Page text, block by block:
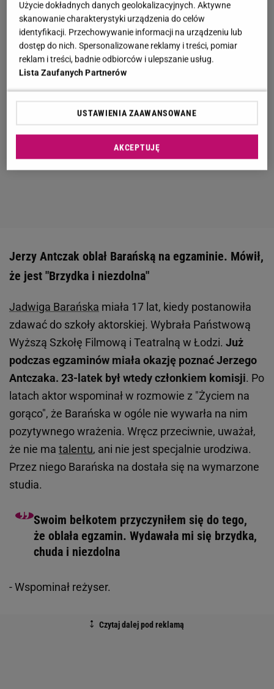
Jerzy Antczak oblał Barańską na egzaminie. Mówił,
że jest "Brzydka i niezdolna"
Jadwiga Barańska miała 17 lat, kiedy postanowiła
zdawać do szkoły aktorskiej. Wybrała Państwową
Wyższą Szkołę Filmową i Teatralną w Łodzi. Już
podczas egzaminów miała okazję poznać Jerzego
Antczaka. 23-latek był wtedy członkiem komisji. Po
latach aktor wspominał w rozmowie z "Życiem na
gorąco", że Barańska w ogóle nie wywarła na nim
pozytywnego wrażenia. Wręcz przeciwnie, uważał,
że nie ma talentu, ani nie jest specjalnie urodziwa.
Przez niego Barańska na dostała się na wymarzone
studia.
Swoim bełkotem przyczyniłem się do tego,
że oblała egzamin. Wydawała mi się brzydka,
chuda i niezdolna
- Wspominał reżyser.
Użycie dokładnych danych geolokalizacyjnych. Aktywne
skanowanie charakterystyki urządzenia do celów
identyfikacji. Przechowywanie informacji na urządzeniu lub
dostęp do nich. Spersonalizowane reklamy i treści, pomiar
reklam i treści, badnie odbiorców i ulepszanie usług.
Lista Zaufanych Partnerów
USTAWIENIA ZAAWANSOWANE
AKCEPTUJĘ